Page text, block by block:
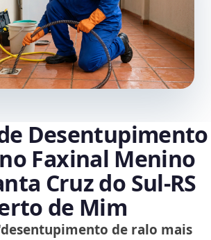
Desentupimento
Faxinal Menino
Cruz do Sul‑RS
de Mim
de ralo mais